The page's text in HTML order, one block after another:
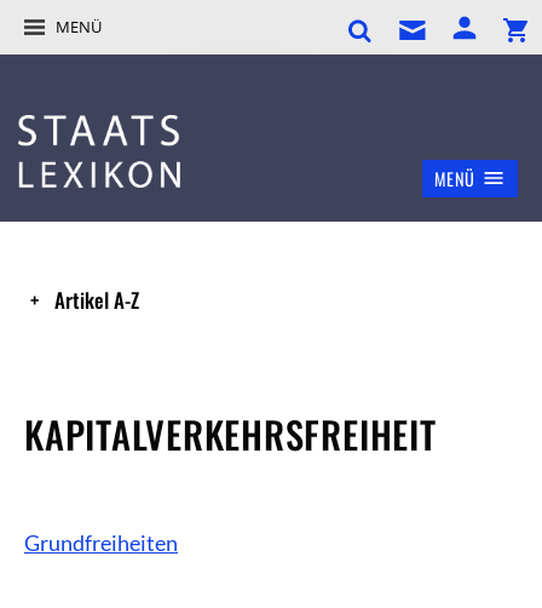
MENÜ
MENÜ
Artikel A-Z
KAPITALVERKEHRSFREIHEIT
Grundfreiheiten